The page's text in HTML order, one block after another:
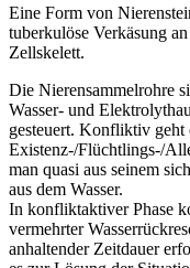
Eine Form von
tuberkulöse Verkäsung
Zellskelett.
Die Nierensammelrohre
Wasser- und
gesteuert. Konfliktiv geht
Existenz-/Flüchtlings-/
man quasi aus seinem
aus dem Wasser.
In konfliktaktiver Phase
vermehrter
anhaltender Zeitdauer